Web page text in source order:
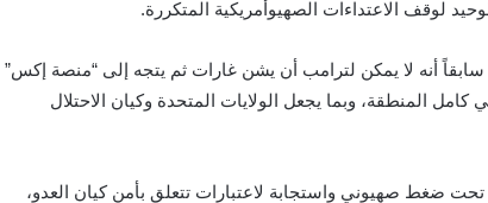
لوقف الاعتداءات الصهيوأمريكية المتكررة.
سابقاً أنه لا يمكن لترامب أن يشن غارات ثم يتجه إلى “منصة إكس”
المنطقة، وبما يجعل الولايات المتحدة وكيان الاحتلال
ضغط صهيوني واستجابة لاعتبارات تتعلق بأمن كيان العدو،